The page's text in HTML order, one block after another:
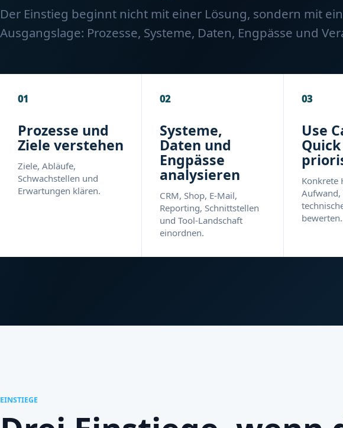
Der Einstieg beginnt nicht mit einer Lösung, sondern mit
Ausgangslage: Prozesse, Systeme, Daten, Engpässe und
01
Prozesse und
Ziele verstehen
Ziele, Abläufe,
Schwachstellen und
Erwartungen klären.
02
Systeme,
Daten und
Engpässe
analysieren
CRM, Shop, E-Mail,
Reporting, Schnittstellen
und Tool-Landschaft
einordnen.
03
Use
Konkrete
bewerten.
EINSTIEGE